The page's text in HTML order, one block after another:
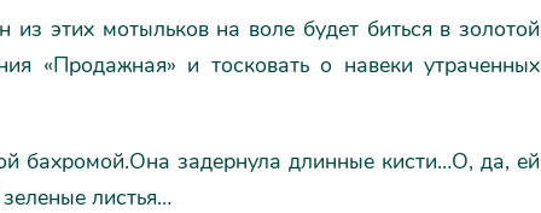
из этих мотыльков на воле будет биться в золотой
«Продажная» и тосковать о навеки утраченных
бахромой.Она задернула длинные кисти…О, да, ей
листья…